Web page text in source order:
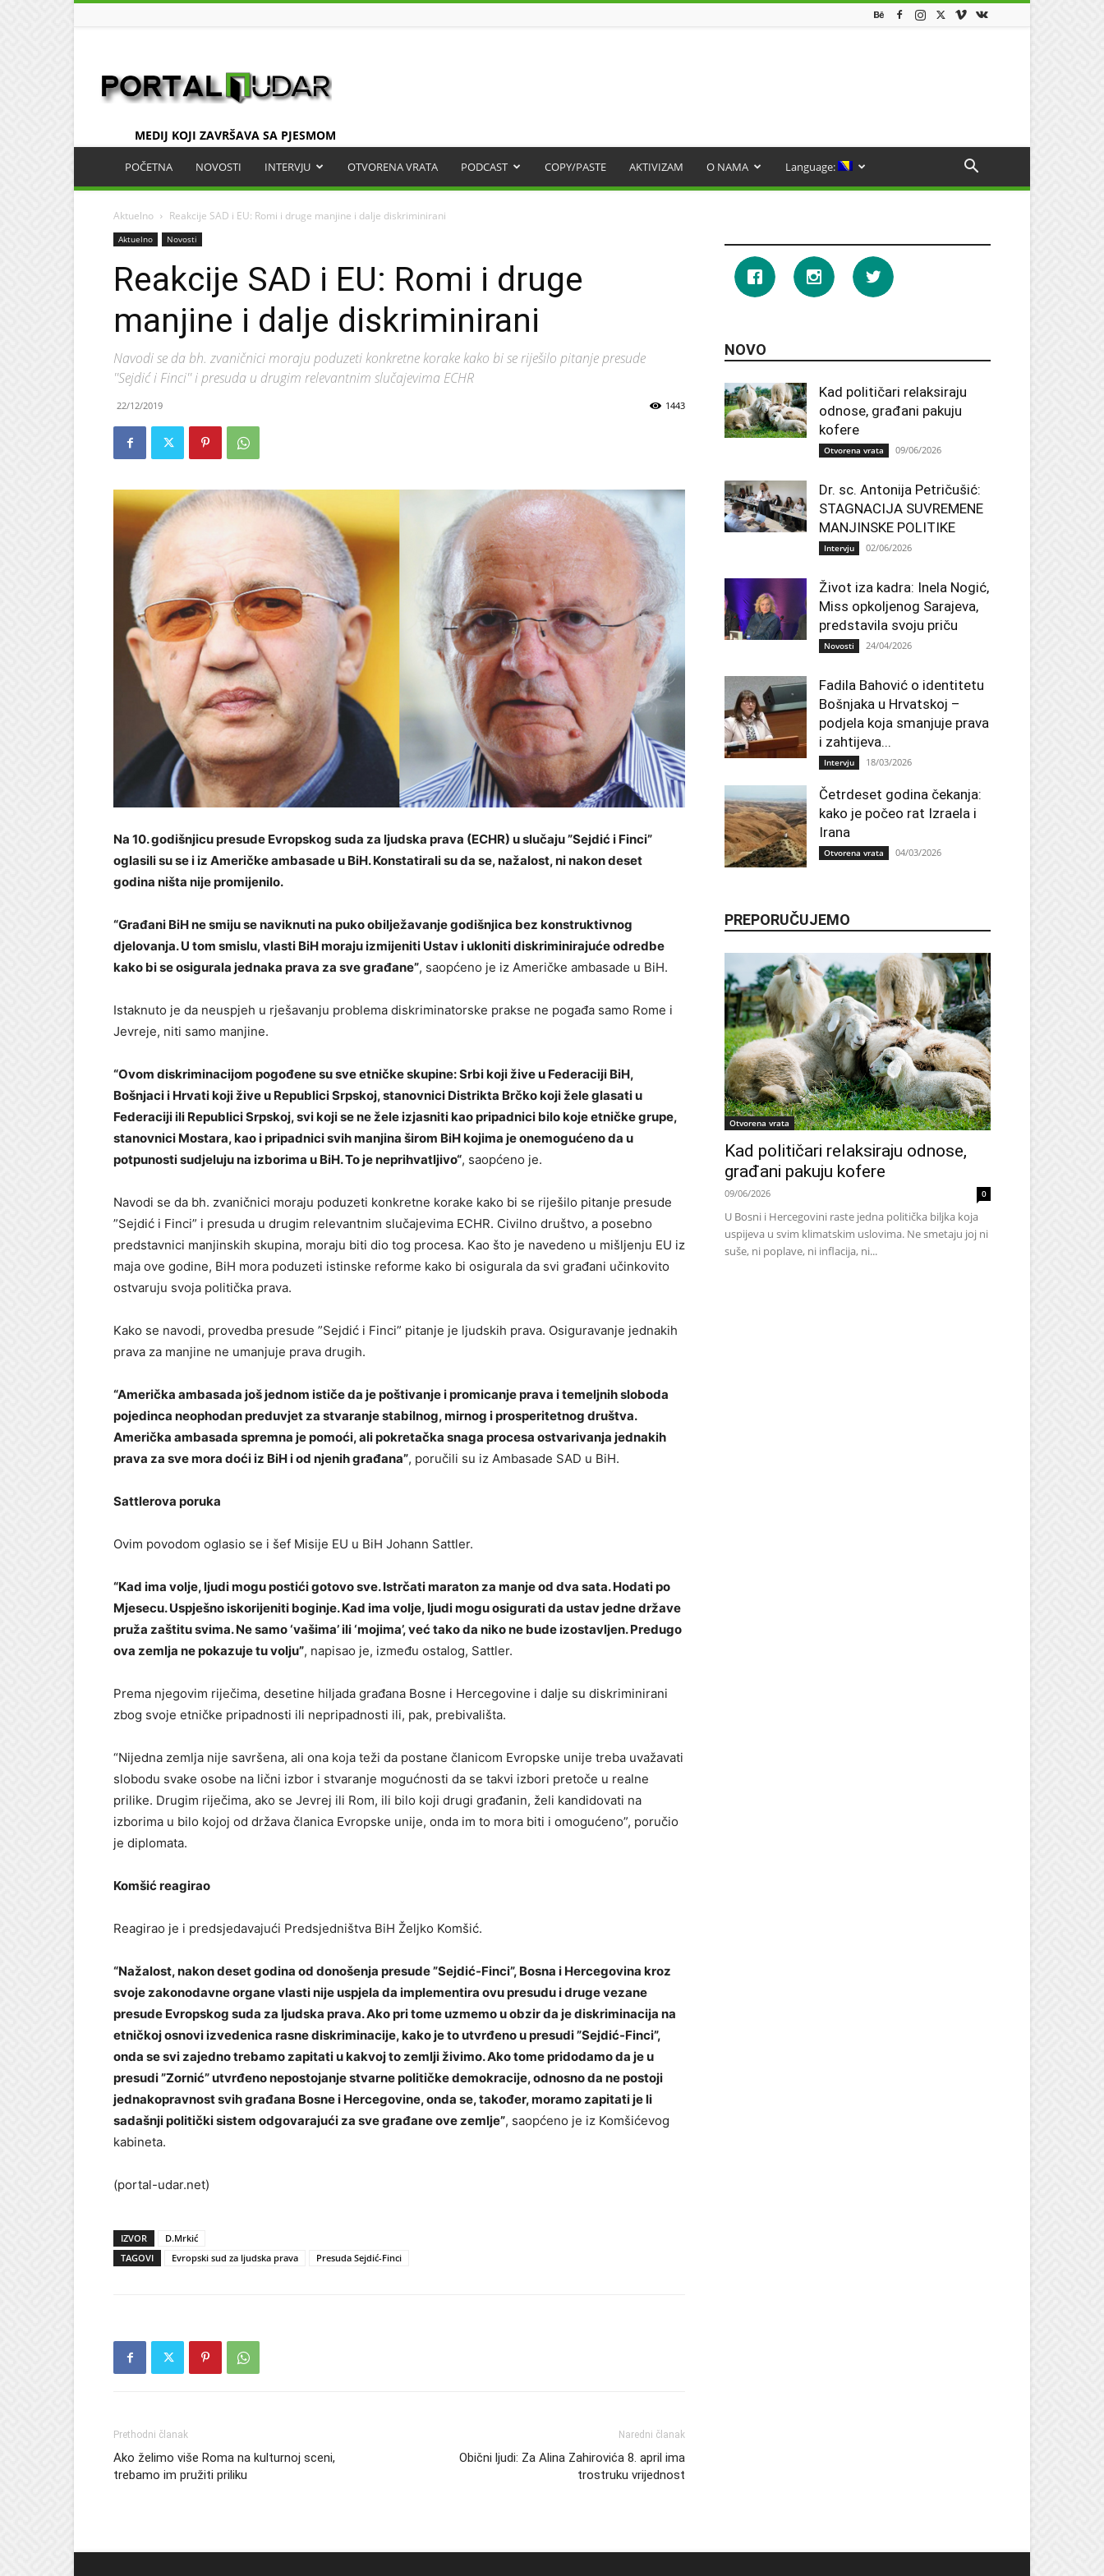
MEDIJ KOJI ZAVRŠAVA SA PJESMOM
POČETNA NOVOSTI INTERVJU OTVORENA VRATA PODCAST COPY/PASTE AKTIVIZAM O NAMA Language:
Aktuelno Reakcije SAD i EU: Romi i druge manjine i dalje diskriminirani
Aktuelno Novosti
Reakcije SAD i EU: Romi i druge
manjine i dalje diskriminirani
Navodi se da bh. zvaničnici moraju poduzeti konkretne korake kako bi se riješilo pitanje presude
''Sejdić i Finci'' i presuda u drugim relevantnim slučajevima ECHR
22/12/2019 1443
Na 10. godišnjicu presude Evropskog suda za ljudska prava (ECHR) u slučaju ”Sejdić i Finci”
oglasili su se i iz Američke ambasade u BiH. Konstatirali su da se, nažalost, ni nakon deset
godina ništa nije promijenilo.
“Građani BiH ne smiju se naviknuti na puko obilježavanje godišnjica bez konstruktivnog
djelovanja. U tom smislu, vlasti BiH moraju izmijeniti Ustav i ukloniti diskriminirajuće odredbe
kako bi se osigurala jednaka prava za sve građane”, saopćeno je iz Američke ambasade u BiH.
Istaknuto je da neuspjeh u rješavanju problema diskriminatorske prakse ne pogađa samo Rome i
Jevreje, niti samo manjine.
“Ovom diskriminacijom pogođene su sve etničke skupine: Srbi koji žive u Federaciji BiH,
Bošnjaci i Hrvati koji žive u Republici Srpskoj, stanovnici Distrikta Brčko koji žele glasati u
Federaciji ili Republici Srpskoj, svi koji se ne žele izjasniti kao pripadnici bilo koje etničke grupe,
stanovnici Mostara, kao i pripadnici svih manjina širom BiH kojima je onemogućeno da u
potpunosti sudjeluju na izborima u BiH. To je neprihvatljivo“, saopćeno je.
Navodi se da bh. zvaničnici moraju poduzeti konkretne korake kako bi se riješilo pitanje presude
”Sejdić i Finci” i presuda u drugim relevantnim slučajevima ECHR. Civilno društvo, a posebno
predstavnici manjinskih skupina, moraju biti dio tog procesa. Kao što je navedeno u mišljenju EU iz
maja ove godine, BiH mora poduzeti istinske reforme kako bi osigurala da svi građani učinkovito
ostvaruju svoja politička prava.
Kako se navodi, provedba presude ”Sejdić i Finci” pitanje je ljudskih prava. Osiguravanje jednakih
prava za manjine ne umanjuje prava drugih.
“Američka ambasada još jednom ističe da je poštivanje i promicanje prava i temeljnih sloboda
pojedinca neophodan preduvjet za stvaranje stabilnog, mirnog i prosperitetnog društva.
Američka ambasada spremna je pomoći, ali pokretačka snaga procesa ostvarivanja jednakih
prava za sve mora doći iz BiH i od njenih građana”, poručili su iz Ambasade SAD u BiH.
Sattlerova poruka
Ovim povodom oglasio se i šef Misije EU u BiH Johann Sattler.
“Kad ima volje, ljudi mogu postići gotovo sve. Istrčati maraton za manje od dva sata. Hodati po
Mjesecu. Uspješno iskorijeniti boginje. Kad ima volje, ljudi mogu osigurati da ustav jedne države
pruža zaštitu svima. Ne samo ‘vašima’ ili ‘mojima’, već tako da niko ne bude izostavljen. Predugo
ova zemlja ne pokazuje tu volju”, napisao je, između ostalog, Sattler.
Prema njegovim riječima, desetine hiljada građana Bosne i Hercegovine i dalje su diskriminirani
zbog svoje etničke pripadnosti ili nepripadnosti ili, pak, prebivališta.
“Nijedna zemlja nije savršena, ali ona koja teži da postane članicom Evropske unije treba uvažavati
slobodu svake osobe na lični izbor i stvaranje mogućnosti da se takvi izbori pretoče u realne
prilike. Drugim riječima, ako se Jevrej ili Rom, ili bilo koji drugi građanin, želi kandidovati na
izborima u bilo kojoj od država članica Evropske unije, onda im to mora biti i omogućeno”, poručio
je diplomata.
Komšić reagirao
Reagirao je i predsjedavajući Predsjedništva BiH Željko Komšić.
“Nažalost, nakon deset godina od donošenja presude ”Sejdić-Finci”, Bosna i Hercegovina kroz
svoje zakonodavne organe vlasti nije uspjela da implementira ovu presudu i druge vezane
presude Evropskog suda za ljudska prava. Ako pri tome uzmemo u obzir da je diskriminacija na
etničkoj osnovi izvedenica rasne diskriminacije, kako je to utvrđeno u presudi ”Sejdić-Finci”,
onda se svi zajedno trebamo zapitati u kakvoj to zemlji živimo. Ako tome pridodamo da je u
presudi ”Zornić” utvrđeno nepostojanje stvarne političke demokracije, odnosno da ne postoji
jednakopravnost svih građana Bosne i Hercegovine, onda se, također, moramo zapitati je li
sadašnji politički sistem odgovarajući za sve građane ove zemlje”, saopćeno je iz Komšićevog
kabineta.
(portal-udar.net)
IZVOR
D.Mrkić
TAGOVI
Evropski sud za ljudska prava Presuda Sejdić-Finci
Prethodni članak
Ako želimo više Roma na kulturnoj sceni,
trebamo im pružiti priliku
Naredni članak
Obični ljudi: Za Alina Zahirovića 8. april ima
trostruku vrijednost
NOVO
Kad političari relaksiraju
odnose, građani pakuju
kofere
Otvorena vrata 09/06/2026
Dr. sc. Antonija Petričušić:
STAGNACIJA SUVREMENE
MANJINSKE POLITIKE
Intervju 02/06/2026
Život iza kadra: Inela Nogić,
Miss opkoljenog Sarajeva,
predstavila svoju priču
Novosti 24/04/2026
Fadila Bahović o identitetu
Bošnjaka u Hrvatskoj –
podjela koja smanjuje prava
i zahtijeva...
Intervju 18/03/2026
Četrdeset godina čekanja:
kako je počeo rat Izraela i
Irana
Otvorena vrata 04/03/2026
PREPORUČUJEMO
Otvorena vrata
Kad političari relaksiraju odnose,
građani pakuju kofere
09/06/2026 0
U Bosni i Hercegovini raste jedna politička biljka koja
uspijeva u svim klimatskim uslovima. Ne smetaju joj ni
suše, ni poplave, ni inflacija, ni...